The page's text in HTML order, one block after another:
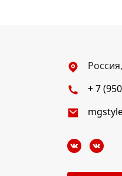
+ 7